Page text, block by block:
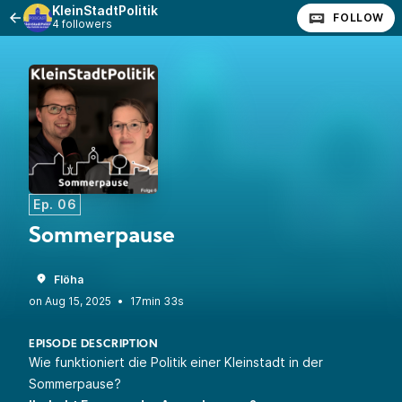
KleinStadtPolitik
4 followers FOLLOW
Ep. 06
Sommerpause
Flöha
•
17min 33s
EPISODE DESCRIPTION
Wie funktioniert die Politik einer Kleinstadt in der
Sommerpause?